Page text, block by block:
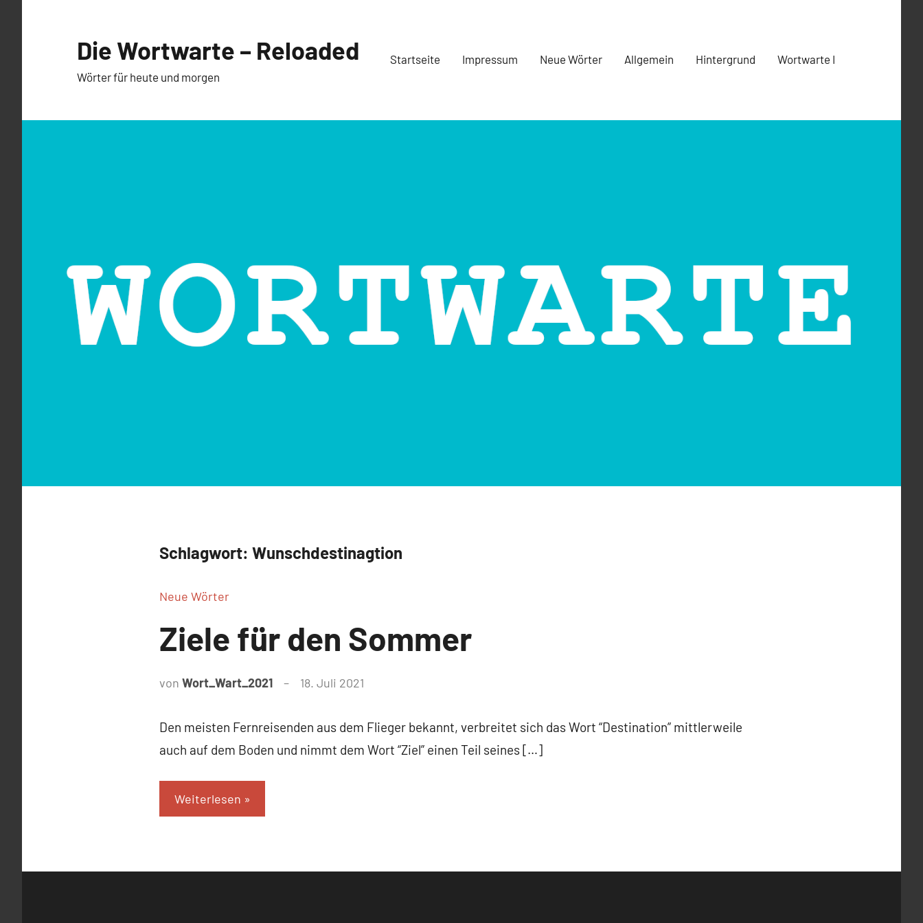
Die Wortwarte – Reloaded
Wörter für heute und morgen
Startseite Impressum Neue Wörter Allgemein Hintergrund Wortwarte I
Schlagwort: Wunschdestinagtion
Neue Wörter
Ziele für den Sommer
von Wort_Wart_2021 18. Juli 2021
Den meisten Fernreisenden aus dem Flieger bekannt, verbreitet sich das Wort “Destination” mittlerweile
auch auf dem Boden und nimmt dem Wort “Ziel” einen Teil seines […]
Weiterlesen